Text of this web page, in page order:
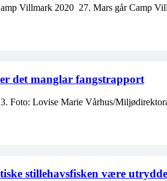
Villmark 2020 27. Mars går Camp
det manglar fangstrapport
Foto: Lovise Marie Vårhus/
stillehavsfisken være